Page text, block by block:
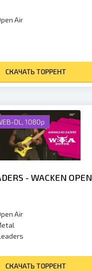
Air
СКАЧАТЬ ТОРРЕНТ
DL, 1080p
- WACKEN OPEN
Air
СКАЧАТЬ ТОРРЕНТ